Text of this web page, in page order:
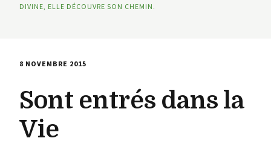
DIVINE, ELLE DÉCOUVRE SON CHEMIN.
8 NOVEMBRE 2015
Sont entrés dans la
Vie